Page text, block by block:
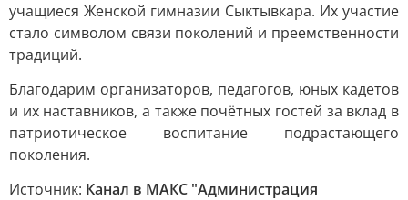
учащиеся Женской гимназии Сыктывкара. Их участие
стало символом связи поколений и преемственности
традиций.
Благодарим организаторов, педагогов, юных кадетов
и их наставников, а также почётных гостей за вклад в
патриотическое воспитание подрастающего
поколения.
Источник: Канал в МАКС "Администрация